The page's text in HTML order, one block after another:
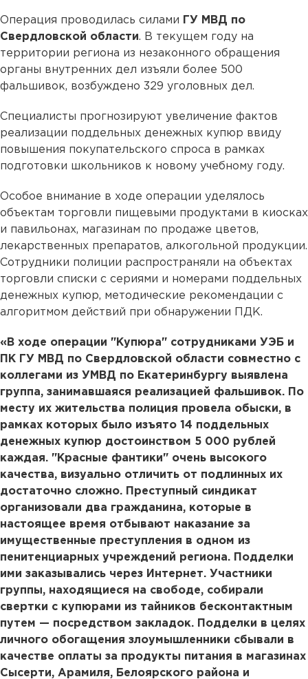
Операция проводилась силами
ГУ МВД по
Свердловской области. В текущем году на
территории региона из незаконного обращения
органы внутренних дел изъяли более 500
фальшивок, возбуждено 329 уголовных дел.
Специалисты прогнозируют увеличение фактов
реализации поддельных денежных купюр ввиду
повышения покупательского спроса в рамках
подготовки школьников к новому учебному году.
Особое внимание в ходе операции уделялось
объектам торговли пищевыми продуктами в киосках
и павильонах, магазинам по продаже цветов,
лекарственных препаратов, алкогольной продукции.
Сотрудники полиции распространяли на объектах
торговли списки с сериями и номерами поддельных
денежных купюр, методические рекомендации с
алгоритмом действий при обнаружении ПДК.
«В ходе операции "Купюра" сотрудниками УЭБ и
ПК ГУ МВД по Свердловской области совместно с
коллегами из УМВД по Екатеринбургу выявлена
группа, занимавшаяся реализацией фальшивок. По
месту их жительства полиция провела обыски, в
рамках которых было изъято 14 поддельных
денежных купюр достоинством 5 000 рублей
каждая. "Красные фантики" очень высокого
качества, визуально отличить от подлинных их
достаточно сложно. Преступный синдикат
организовали два гражданина, которые в
настоящее время отбывают наказание за
имущественные преступления в одном из
пенитенциарных учреждений региона. Подделки
ими заказывались через Интернет. Участники
группы, находящиеся на свободе, собирали
свертки с купюрами из тайников бесконтактным
путем — посредством закладок. Подделки в целях
личного обогащения злоумышленники сбывали в
качестве оплаты за продукты питания в магазинах
Сысерти, Арамиля, Белоярского района и